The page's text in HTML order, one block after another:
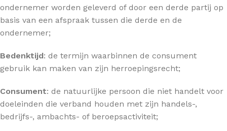
ondernemer worden geleverd of door een derde partij op
basis van een afspraak tussen die derde en de
ondernemer;
Bedenktijd: de termijn waarbinnen de consument
gebruik kan maken van zijn herroepingsrecht;
Consument: de natuurlijke persoon die niet handelt voor
doeleinden die verband houden met zijn handels-,
bedrijfs-, ambachts- of beroepsactiviteit;